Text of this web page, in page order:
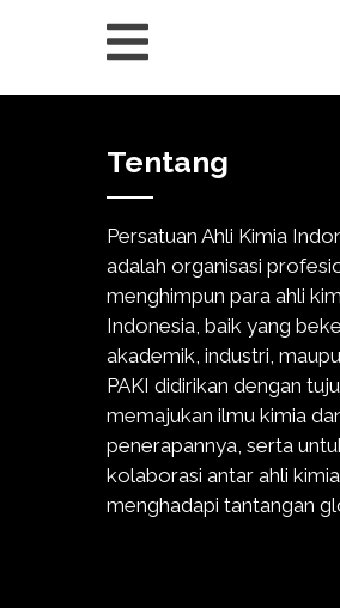
Tentang
Persatuan Ahli Kimia
adalah organisasi
menghimpun para ahli
Indonesia, baik yang
akademik, industri,
PAKI didirikan dengan
memajukan ilmu kimia
penerapannya, serta
kolaborasi antar ahli
menghadapi tantangan